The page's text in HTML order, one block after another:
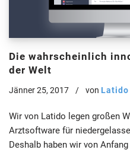
Die wahrscheinlich
der Welt
Jänner 25, 2017 von Latido
Wir von Latido legen großen
Arztsoftware für
Deshalb haben wir von